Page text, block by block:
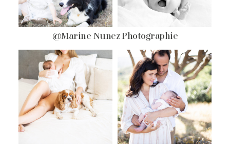
@Marine Nunez Photographie